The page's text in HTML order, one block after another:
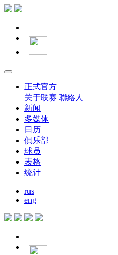
正式官方
关于联赛 聯絡人
新闻
多媒体
日历
俱乐部
球员
表格
统计
rus
eng